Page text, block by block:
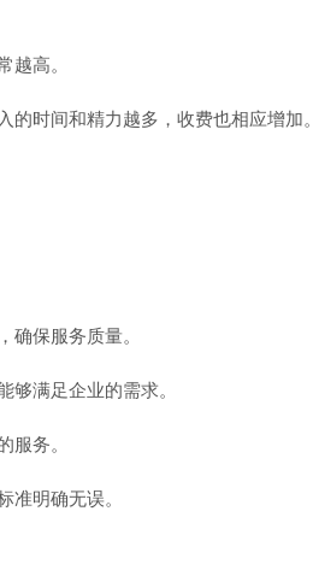
越高。
时间和精力越多，收费也相应增加。
确保服务质量。
够满足企业的需求。
服务。
准明确无误。